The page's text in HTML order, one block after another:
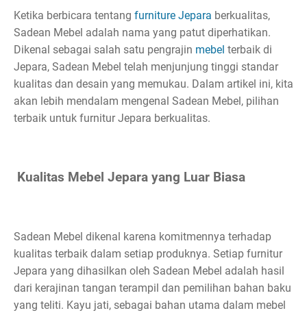
Ketika berbicara tentang furniture Jepara berkualitas,
Sadean Mebel adalah nama yang patut diperhatikan.
Dikenal sebagai salah satu pengrajin mebel terbaik di
Jepara, Sadean Mebel telah menjunjung tinggi standar
kualitas dan desain yang memukau. Dalam artikel ini, kita
akan lebih mendalam mengenal Sadean Mebel, pilihan
terbaik untuk furnitur Jepara berkualitas.
Kualitas Mebel Jepara yang Luar Biasa
Sadean Mebel dikenal karena komitmennya terhadap
kualitas terbaik dalam setiap produknya. Setiap furnitur
Jepara yang dihasilkan oleh Sadean Mebel adalah hasil
dari kerajinan tangan terampil dan pemilihan bahan baku
yang teliti. Kayu jati, sebagai bahan utama dalam mebel